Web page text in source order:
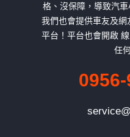
格、沒保障，導致汽
我們也會提供車友及
平台！平台也會開啟
任